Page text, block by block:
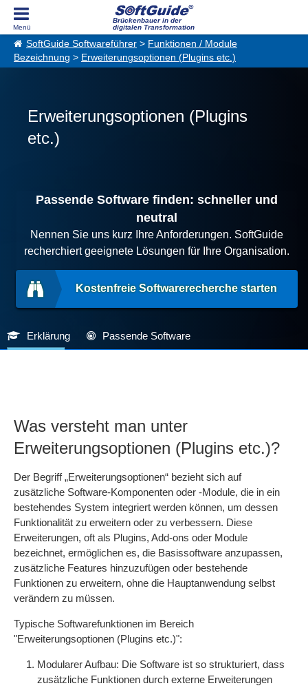
Brückenbauer in der
digitalen Transformation
SoftGuide Softwareführer > Funktionen / Module
Bezeichnung > Erweiterungsoptionen (Plugins etc.)
Erweiterungsoptionen (Plugins
etc.)
Passende Software finden: schneller und
neutral
Nennen Sie uns kurz Ihre Anforderungen. SoftGuide
recherchiert geeignete Lösungen für Ihre Organisation.
Kostenfreie Softwarerecherche starten
Erklärung Passende Software
Was versteht man unter
Erweiterungsoptionen (Plugins etc.)?
Der Begriff „Erweiterungsoptionen“ bezieht sich auf
zusätzliche Software-Komponenten oder -Module, die in ein
bestehendes System integriert werden können, um dessen
Funktionalität zu erweitern oder zu verbessern. Diese
Erweiterungen, oft als Plugins, Add-ons oder Module
bezeichnet, ermöglichen es, die Basissoftware anzupassen,
zusätzliche Features hinzuzufügen oder bestehende
Funktionen zu erweitern, ohne die Hauptanwendung selbst
verändern zu müssen.
Typische Softwarefunktionen im Bereich
"Erweiterungsoptionen (Plugins etc.)":
Modularer Aufbau: Die Software ist so strukturiert, dass
zusätzliche Funktionen durch externe Erweiterungen